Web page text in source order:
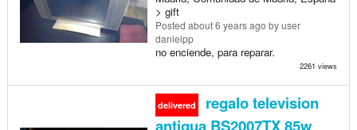
> gift
Posted about 6 years ago by user
danielpp
no enciende, para reparar.
2261 views
delivered
regalo television
antigua BS2007TX 85w